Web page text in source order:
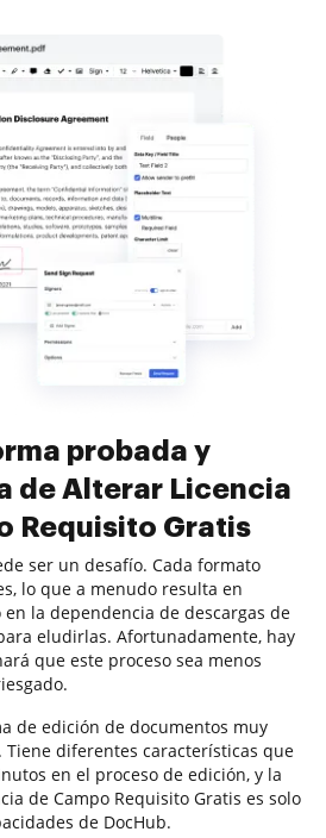
probada y
de Alterar Licencia
Requisito Gratis
ser un desafío. Cada formato
lo que a menudo resulta en
la dependencia de descargas de
eludirlas. Afortunadamente, hay
que este proceso sea menos
de edición de documentos muy
diferentes características que
en el proceso de edición, y la
de Campo Requisito Gratis es solo
de DocHub.